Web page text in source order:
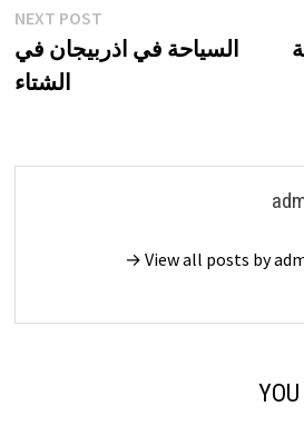
NEXT POST
السياحة في اذربيجان في
الشتاء
View all posts by